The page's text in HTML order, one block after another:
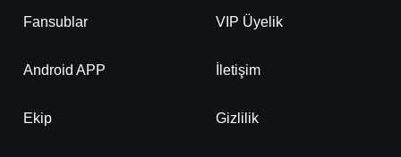
Fansublar VIP Üyelik
Android APP İletişim
Ekip Gizlilik